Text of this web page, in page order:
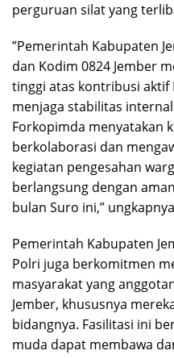
perguruan silat yang
​”Pemerintah Kabupaten
dan Kodim 0824 Jember
tinggi atas kontribusi aktif
menjaga stabilitas
Forkopimda menyatakan
berkolaborasi dan
kegiatan pengesahan
berlangsung dengan
bulan Suro ini,” ungkapnya
​Pemerintah Kabupaten
Polri juga berkomitmen
masyarakat yang
Jember, khususnya
bidangnya. Fasilitasi ini
muda dapat membawa